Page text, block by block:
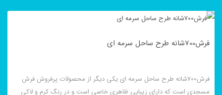
فرش700شانه طرح ساحل سرمه ای
فرش700شانه طرح ساحل سرمه ای یکی دیگر از محصولات پرفروش فرش
مسجدی است که دارای زیبایی ظاهری خاصی است و در رنگ کرم و لاکی